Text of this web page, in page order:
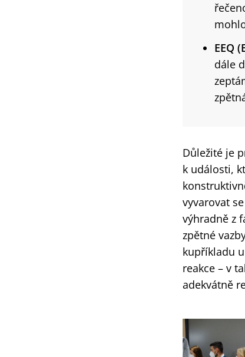
EEQ
dále
Důležité je
k události,
vyvarovat
výhradně z
zpětné
kupříkladu
reakce – v
adekvátně